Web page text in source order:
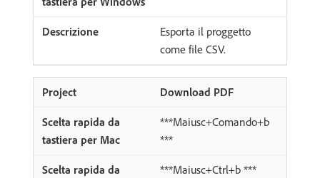
Esporta il proggetto
come file CSV.
Download PDF
***Maiusc+Comando+b
***
***Maiusc+Ctrl+b ***